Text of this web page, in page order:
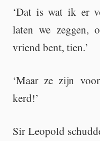
‘Dat is wat ik er
laten we zeg­gen,
vriend bent, tien.’
‘Maar ze zijn
kerd!’
Sir Le­o­pold